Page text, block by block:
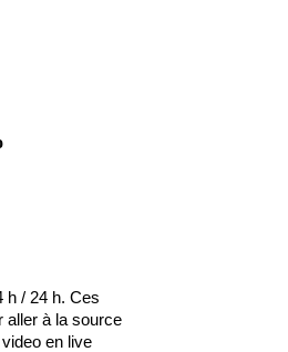
h / 24 h. Ces
aller à la source
en live